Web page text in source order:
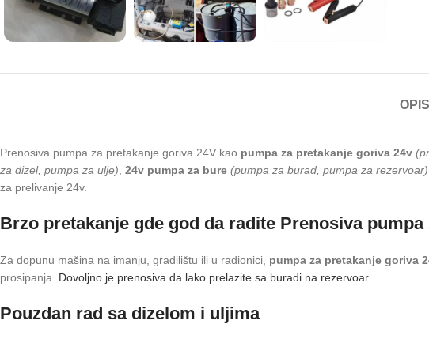
OPIS
Prenosiva pumpa za pretakanje goriva 24V kao pumpa za pretakanje goriva 24v
za dizel, pumpa za ulje), 24v pumpa za bure (pumpa za burad, pumpa za rezervoar)
za prelivanje 24v.
Brzo pretakanje gde god da radite Prenosiva pumpa
Za dopunu mašina na imanju, gradilištu ili u radionici, pumpa za pretakanje goriva
prosipanja. Dovoljno je prenosiva da lako prelazite sa buradi na rezervoar.
Pouzdan rad sa dizelom i uljima